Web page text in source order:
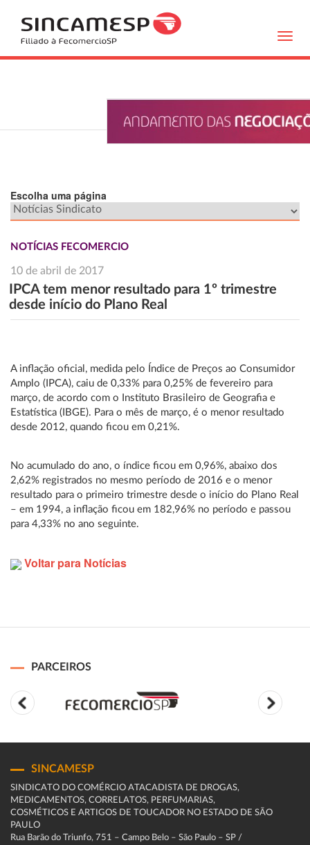
Escolha uma página
NOTÍCIAS FECOMERCIO
10 de abril de 2017
IPCA tem menor resultado para 1º trimestre
desde início do Plano Real
A inflação oficial, medida pelo Índice de Preços ao Consumidor
Amplo (IPCA), caiu de 0,33% para 0,25% de fevereiro para
março, de acordo com o Instituto Brasileiro de Geografia e
Estatística (IBGE). Para o mês de março, é o menor resultado
desde 2012, quando ficou em 0,21%.
No acumulado do ano, o índice ficou em 0,96%, abaixo dos
2,62% registrados no mesmo período de 2016 e o menor
resultado para o primeiro trimestre desde o início do Plano Real
– em 1994, a inflação ficou em 182,96% no período e passou
para 4,33% no ano seguinte.
Voltar para Notícias
PARCEIROS
SINCAMESP
SINDICATO DO COMÉRCIO ATACADISTA DE DROGAS,
MEDICAMENTOS, CORRELATOS, PERFUMARIAS,
COSMÉTICOS E ARTIGOS DE TOUCADOR NO ESTADO DE SÃO
PAULO
Rua Barão do Triunfo, 751 – Campo Belo – São Paulo – SP /